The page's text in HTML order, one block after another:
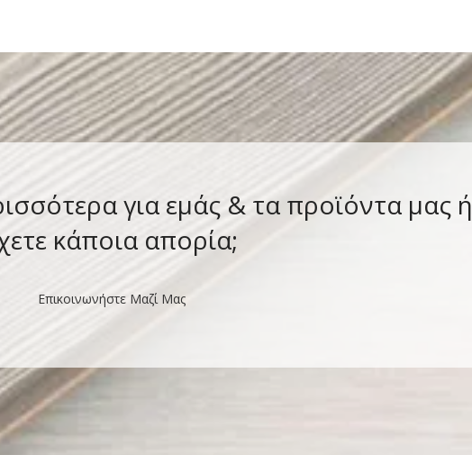
για εμάς & τα προϊόντα μας ή
κάποια απορία;
Επικοινωνήστε Μαζί Μας